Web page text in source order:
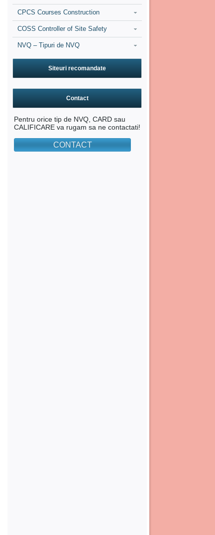
CPCS Courses Construction
COSS Controller of Site Safety
NVQ – Tipuri de NVQ
Siteuri recomandate
Contact
Pentru orice tip de NVQ, CARD sau
CALIFICARE va rugam sa ne contactati!
CONTACT